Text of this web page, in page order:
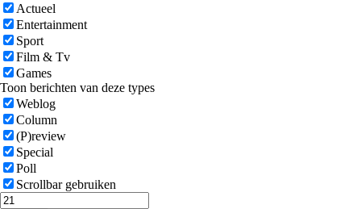
Actueel
Entertainment
Sport
Film & Tv
Games
Toon berichten van deze types
Weblog
Column
(P)review
Special
Poll
Scrollbar gebruiken